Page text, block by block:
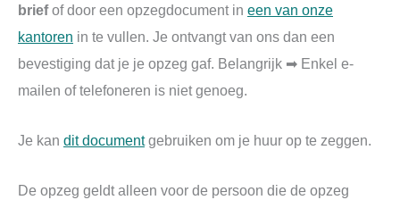
briefof door een opzegdocument in een van onze
kantoren in te vullen. Je ontvangt van ons dan een
bevestiging dat je je opzeg gaf. Belangrijk ➡ Enkel e-
mailen of telefoneren is niet genoeg.
Je kan dit documentgebruiken om je huur op te zeggen.
De opzeg geldt alleen voor de persoon die de opzeg